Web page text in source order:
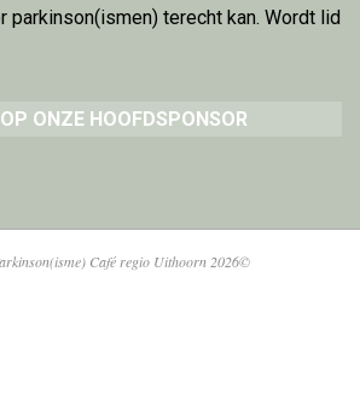
parkinson(ismen) terecht kan. Wordt lid
ONZE HOOFDSPONSOR
Café regio Uithoorn 2026©